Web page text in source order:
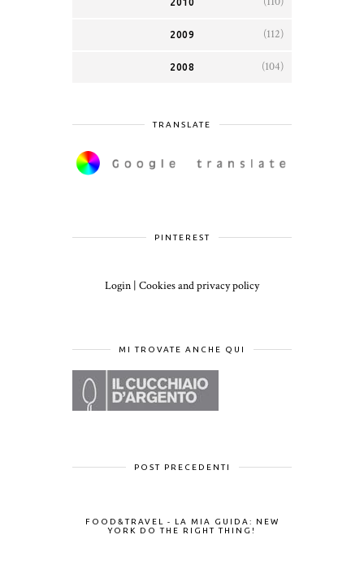
2010
2009 (112)
2008 (104)
TRANSLATE
PINTEREST
Login | Cookies and privacy policy
MI TROVATE ANCHE QUI
POST PRECEDENTI
FOOD&TRAVEL - LA MIA GUIDA: NEW
YORK DO THE RIGHT THING!